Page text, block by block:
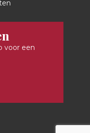
voor een